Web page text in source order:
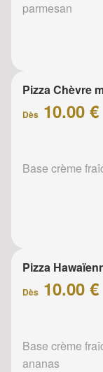
parmesan
Pizza Chèvre
Dès 10.00 €
Base crème
Pizza
Dès 10.00 €
Base crème
ananas